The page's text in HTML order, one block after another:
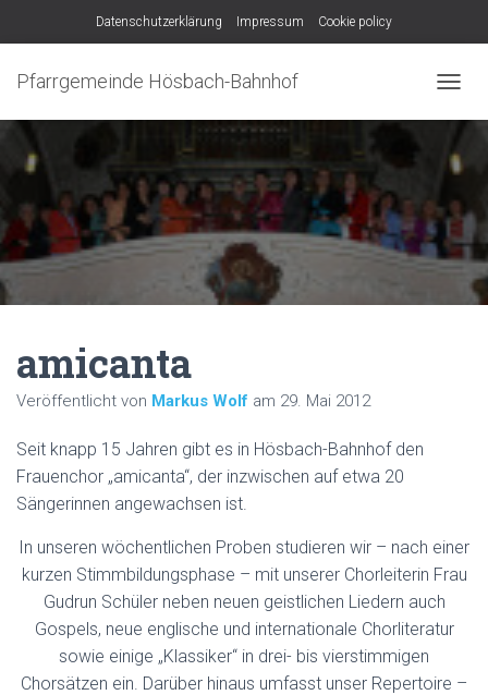
Datenschutzerklärung Impressum Cookie policy
Pfarrgemeinde Hösbach-Bahnhof
A
I
A
T
O
U
amicanta
Veröffentlicht von Markus Wolf am 29. Mai 2012
Seit knapp 15 Jahren gibt es in Hösbach-Bahnhof den
Frauenchor „amicanta“, der inzwischen auf etwa 20
Sängerinnen angewachsen ist.
In unseren wöchentlichen Proben studieren wir – nach einer
kurzen Stimmbildungsphase – mit unserer Chorleiterin Frau
Gudrun Schüler neben neuen geistlichen Liedern auch
Gospels, neue englische und internationale Chorliteratur
sowie einige „Klassiker“ in drei- bis vierstimmigen
Chorsätzen ein. Darüber hinaus umfasst unser Repertoire –